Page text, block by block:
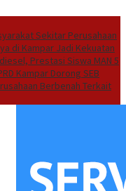
Sekitar Perusahaan
di Kampar Jadi Kekuatan
Prestasi Siswa MAN 5
Kampar Dorong SEB
Berbenah Terkait